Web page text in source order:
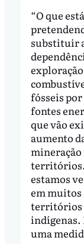
“O que
substituir
fósseis
fontes
que vão
aumento
mineração
estamos
em muitos
territórios
indígenas.
uma